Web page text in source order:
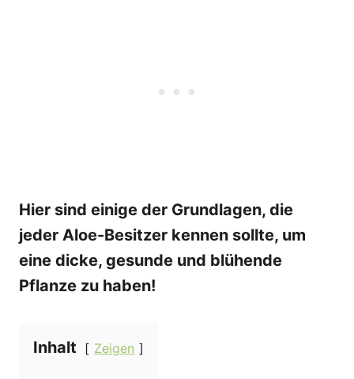
Hier sind einige der Grundlagen, die
jeder Aloe-Besitzer kennen sollte, um
eine dicke, gesunde und blühende
Pflanze zu haben!
Inhalt Zeigen